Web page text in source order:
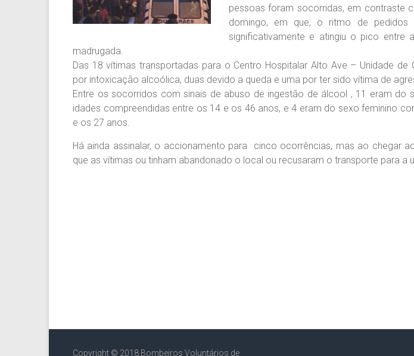
pessoas foram socorridas, em contraste
domingo, em que, o ritmo de pedidos
significativamente e atingiu o pico entre
madrugada.
Das 18 vítimas transportadas para o Centro Hospitalar Alto Ave – Unidade de
por intoxicação alcoólica, duas devido a queda e uma por ter sido vítima de
Entre os socorridos com sinais de abuso de ingestão de álcool , 11 eram do
idades compreendidas entre os 14 e os 46 anos, e 4 eram do sexo feminino
e os 27 anos.
Há ainda assinalar, o accionamento para cinco ocorrências, mas ao chegar
que as vítimas ou tinham abandonado o local ou recusaram o transporte para a
Copyright © 2018 Bombeiros Voluntários de